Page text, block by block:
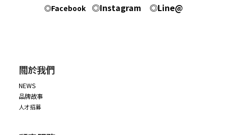
◎Facebook ◎Instagram ◎Line@
關於我們
NEWS
品牌故事
人才招募